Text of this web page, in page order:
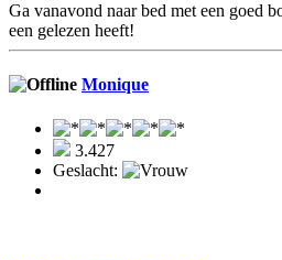
Ga vanavond naar bed met een goed
een gelezen heeft!
Monique
3.427
Geslacht: